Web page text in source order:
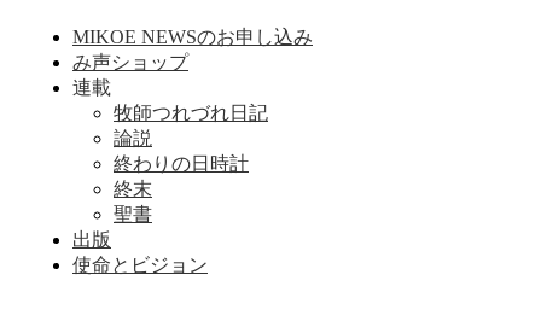
MIKOE NEWSのお申し込み
み声ショップ
連載
牧師つれづれ日記
論説
終わりの日時計
終末
聖書
出版
使命とビジョン